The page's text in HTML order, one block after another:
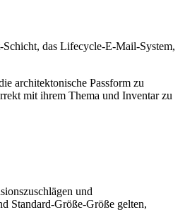
das Lifecycle-E-Mail-System,
architektonische Passform zu
mit ihrem Thema und Inventar zu
und
Standard-Größe-Größe gelten,